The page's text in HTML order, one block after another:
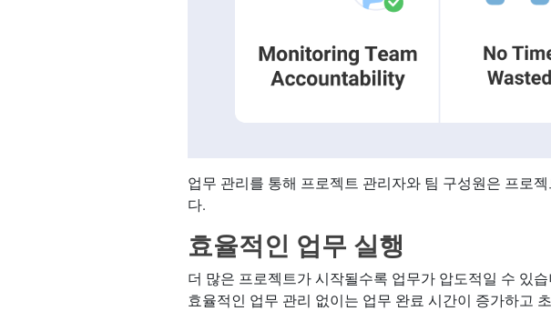
업무 관리를 통해 프로젝트 관리자와 팀 구성원은 프로
다.
효율적인 업무 실행
더 많은 프로젝트가 시작될수록 업무가 압도적일 수 있
효율적인 업무 관리 없이는 업무 완료 시간이 증가하고